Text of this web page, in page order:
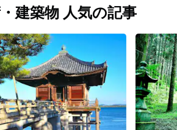
建築物 人気の記事